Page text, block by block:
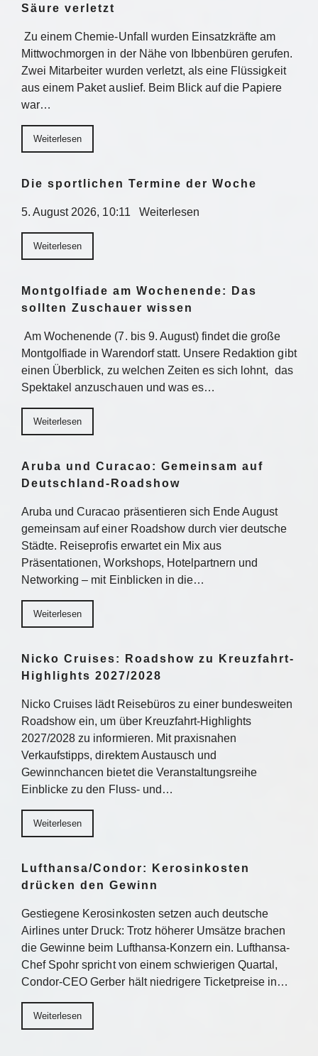
Säure verletzt
Zu einem Chemie-Unfall wurden Einsatzkräfte am
Mittwochmorgen in der Nähe von Ibbenbüren gerufen.
Zwei Mitarbeiter wurden verletzt, als eine Flüssigkeit
aus einem Paket auslief. Beim Blick auf die Papiere
war…
Weiterlesen
Die sportlichen Termine der Woche
5. August 2026, 10:11 Weiterlesen
Weiterlesen
Montgolfiade am Wochenende: Das
sollten Zuschauer wissen
Am Wochenende (7. bis 9. August) findet die große
Montgolfiade in Warendorf statt. Unsere Redaktion gibt
einen Überblick, zu welchen Zeiten es sich lohnt, das
Spektakel anzuschauen und was es…
Weiterlesen
Aruba und Curacao: Gemeinsam auf
Deutschland-Roadshow
Aruba und Curacao präsentieren sich Ende August
gemeinsam auf einer Roadshow durch vier deutsche
Städte. Reiseprofis erwartet ein Mix aus
Präsentationen, Workshops, Hotelpartnern und
Networking – mit Einblicken in die…
Weiterlesen
Nicko Cruises: Roadshow zu Kreuzfahrt-
Highlights 2027/2028
Nicko Cruises lädt Reisebüros zu einer bundesweiten
Roadshow ein, um über Kreuzfahrt-Highlights
2027/2028 zu informieren. Mit praxisnahen
Verkaufstipps, direktem Austausch und
Gewinnchancen bietet die Veranstaltungsreihe
Einblicke zu den Fluss- und…
Weiterlesen
Lufthansa/Condor: Kerosinkosten
drücken den Gewinn
Gestiegene Kerosinkosten setzen auch deutsche
Airlines unter Druck: Trotz höherer Umsätze brachen
die Gewinne beim Lufthansa-Konzern ein. Lufthansa-
Chef Spohr spricht von einem schwierigen Quartal,
Condor-CEO Gerber hält niedrigere Ticketpreise in…
Weiterlesen